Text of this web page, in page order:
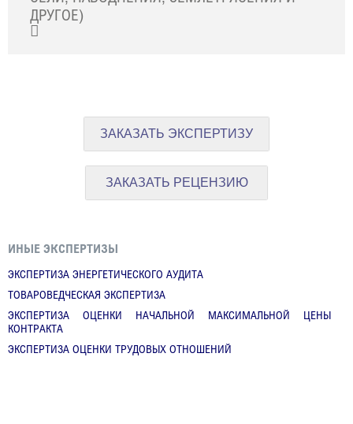
ДРУГОЕ)
ЗАКАЗАТЬ ЭКСПЕРТИЗУ
ЗАКАЗАТЬ РЕЦЕНЗИЮ
ИНЫЕ ЭКСПЕРТИЗЫ
ЭКСПЕРТИЗА ЭНЕРГЕТИЧЕСКОГО АУДИТА
ТОВАРОВЕДЧЕСКАЯ ЭКСПЕРТИЗА
ЭКСПЕРТИЗА ОЦЕНКИ НАЧАЛЬНОЙ МАКСИМАЛЬНОЙ ЦЕНЫ
КОНТРАКТА
ЭКСПЕРТИЗА ОЦЕНКИ ТРУДОВЫХ ОТНОШЕНИЙ